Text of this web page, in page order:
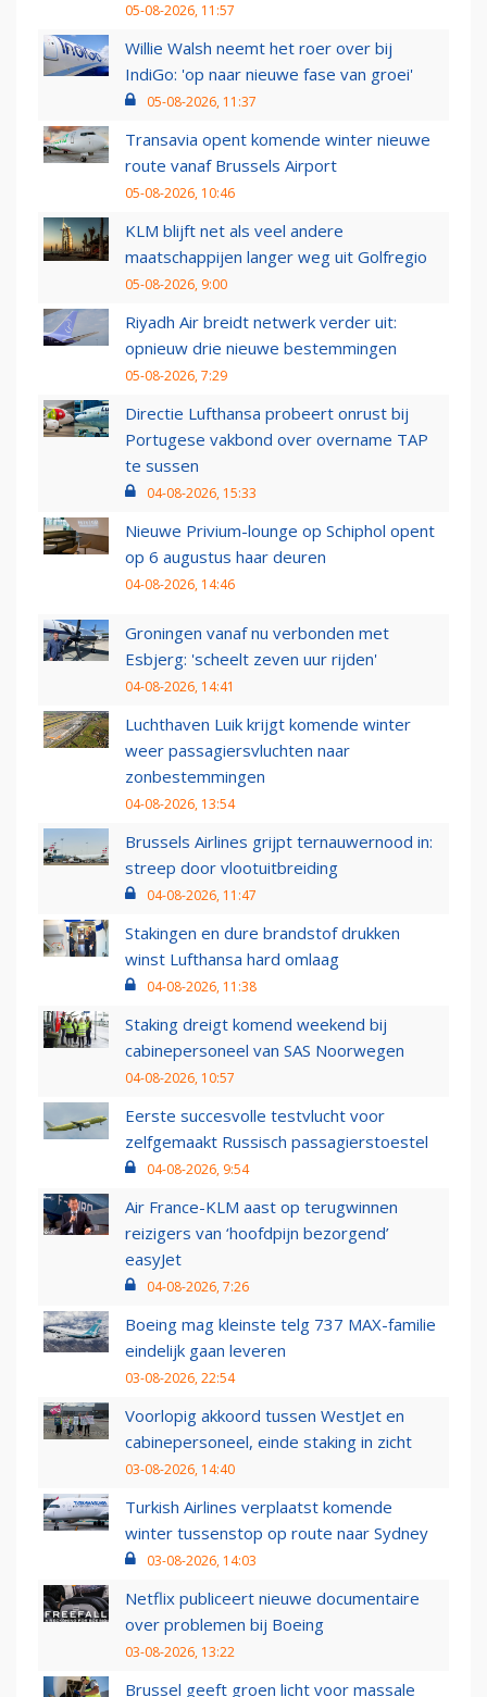
05-08-2026, 11:57
Willie Walsh neemt het roer over bij
IndiGo: 'op naar nieuwe fase van groei'
05-08-2026, 11:37
Transavia opent komende winter nieuwe
route vanaf Brussels Airport
05-08-2026, 10:46
KLM blijft net als veel andere
maatschappijen langer weg uit Golfregio
05-08-2026, 9:00
Riyadh Air breidt netwerk verder uit:
opnieuw drie nieuwe bestemmingen
05-08-2026, 7:29
Directie Lufthansa probeert onrust bij
Portugese vakbond over overname TAP
te sussen
04-08-2026, 15:33
Nieuwe Privium-lounge op Schiphol opent
op 6 augustus haar deuren
04-08-2026, 14:46
Groningen vanaf nu verbonden met
Esbjerg: 'scheelt zeven uur rijden'
04-08-2026, 14:41
Luchthaven Luik krijgt komende winter
weer passagiersvluchten naar
zonbestemmingen
04-08-2026, 13:54
Brussels Airlines grijpt ternauwernood in:
streep door vlootuitbreiding
04-08-2026, 11:47
Stakingen en dure brandstof drukken
winst Lufthansa hard omlaag
04-08-2026, 11:38
Staking dreigt komend weekend bij
cabinepersoneel van SAS Noorwegen
04-08-2026, 10:57
Eerste succesvolle testvlucht voor
zelfgemaakt Russisch passagierstoestel
04-08-2026, 9:54
Air France-KLM aast op terugwinnen
reizigers van ‘hoofdpijn bezorgend’
easyJet
04-08-2026, 7:26
Boeing mag kleinste telg 737 MAX-familie
eindelijk gaan leveren
03-08-2026, 22:54
Voorlopig akkoord tussen WestJet en
cabinepersoneel, einde staking in zicht
03-08-2026, 14:40
Turkish Airlines verplaatst komende
winter tussenstop op route naar Sydney
03-08-2026, 14:03
Netflix publiceert nieuwe documentaire
over problemen bij Boeing
03-08-2026, 13:22
Brussel geeft groen licht voor massale